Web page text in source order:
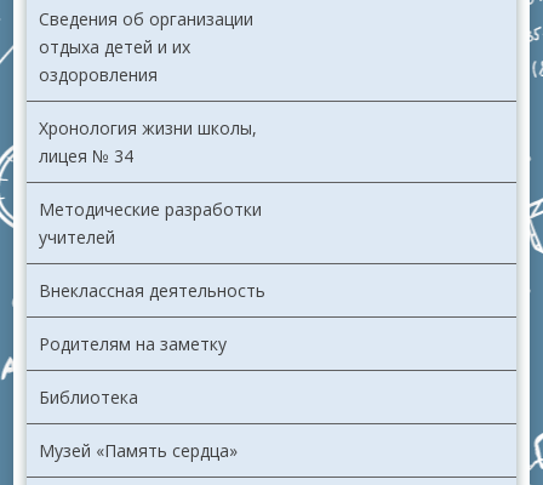
Сведения об организации
отдыха детей и их
оздоровления
Хронология жизни школы,
лицея № 34
Методические разработки
учителей
Внеклассная деятельность
Родителям на заметку
Библиотека
Музей «Память сердца»